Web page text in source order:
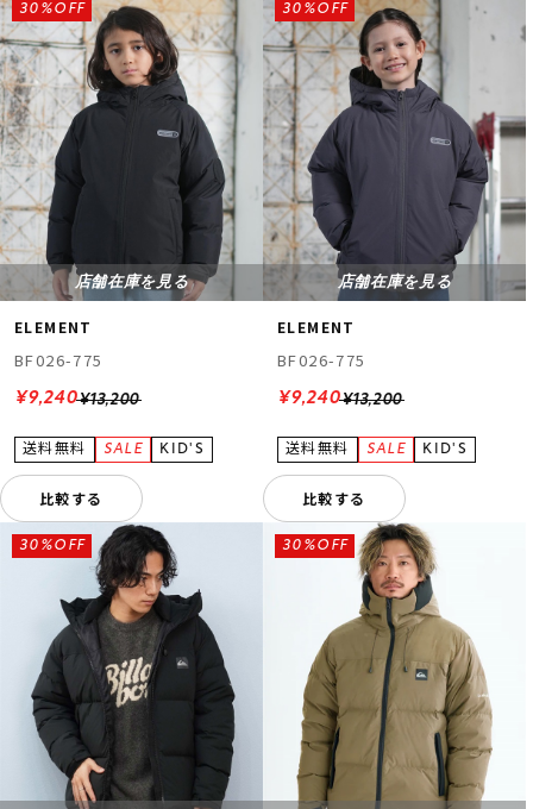
店舗在庫を見る
ELEMENT
BF026-775
¥13,200
30%OFF
¥9,240
比較する
店舗在庫を見る
ELEMENT
BF026-775
¥13,200
30%OFF
¥9,240
比較する
30%OFF 30%OFF